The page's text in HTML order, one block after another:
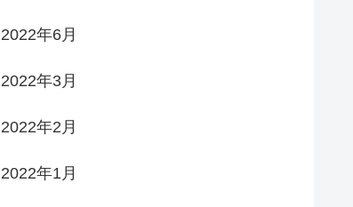
2022年6月
2022年3月
2022年2月
2022年1月